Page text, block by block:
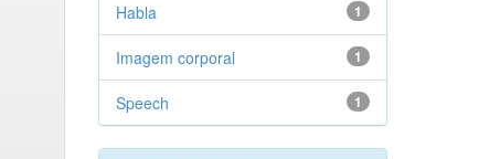
1
Habla
1
Imagem corporal
1
Speech